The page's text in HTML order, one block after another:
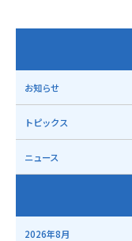
お知らせ
トピックス
ニュース
2026年8月